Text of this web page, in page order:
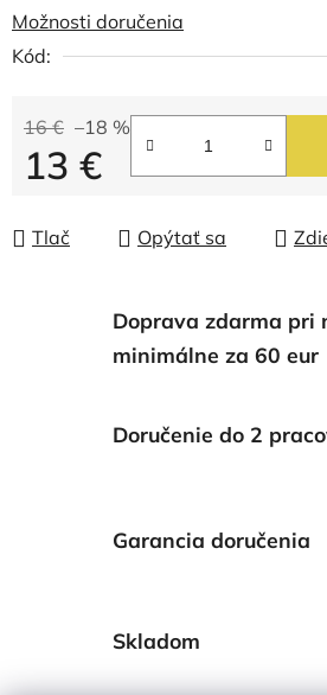
Možnosti doručenia
Kód:
16 € –18 %
13 €
Tlač Opýtať sa
Doprava zdarma pri
minimálne za 60 eur
Doručenie do 2
Garancia doručenia
Skladom